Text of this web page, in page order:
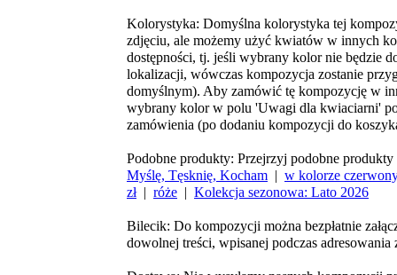
Kolorystyka: Domyślna kolorystyka tej
zdjęciu, ale możemy użyć kwiatów w innych
dostępności, tj. jeśli wybrany kolor nie będzie
lokalizacji, wówczas kompozycja zostanie
domyślnym). Aby zamówić tę kompozycję w
wybrany kolor w polu 'Uwagi dla kwiaciarni'
zamówienia (po dodaniu kompozycji do
Podobne produkty: Przejrzyj podobne
Myślę, Tęsknię, Kocham | w kolorze
zł| róże | Kolekcja sezonowa: Lato 2026
Bilecik: Do kompozycji można bezpłatnie
dowolnej treści, wpisanej podczas adresowania